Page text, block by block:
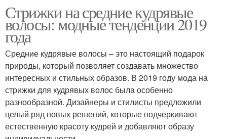
Стрижки на средние кудрявые
волосы: модные тенденции 2019
года
Средние кудрявые волосы – это настоящий подарок
природы, который позволяет создавать множество
интересных и стильных образов. В 2019 году мода на
стрижки для кудрявых волос была особенно
разнообразной. Дизайнеры и стилисты предложили
целый ряд новых решений, которые подчеркивают
естественную красоту кудрей и добавляют образу